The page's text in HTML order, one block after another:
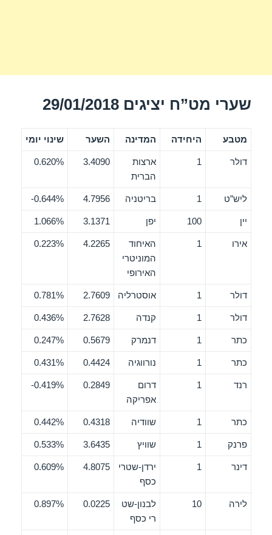
שערי מט”ח יציגים 29/01/2018
מטבע היחידה המדינה השער שינוי יומי
דולר 1
ארצות
הברית
3.4090
0.620%
ליש”ט 1 בריטניה 4.7956
0.644%-
יין 100 יפן 3.1371
1.066%
אירו 1
האיחוד
המוניטרי
האירופי
4.2265
0.223%
דולר 1 אוסטרליה 2.7609
0.781%
דולר 1 קנדה 2.7628
0.436%
כתר 1 דנמרק 0.5679
0.247%
כתר 1 נורווגיה 0.4424
0.431%
רנד 1
דרום
אפריקה
0.2849
0.419%-
כתר 1 שוודיה 0.4318
0.442%
פרנק 1 שוויץ 3.6435
0.533%
דינר 1
ירדן-שטרי
כסף
4.8075
0.609%
לירה 10
לבנון-שט
רי כסף
0.0225
0.897%